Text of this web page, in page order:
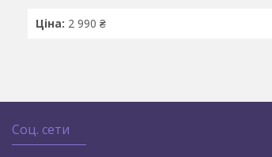
Ціна: 2 990 ₴
Соц. сети